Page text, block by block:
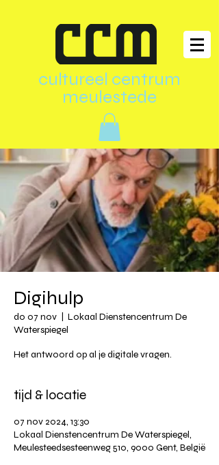
cultureel centrum
meulestede
Digihulp
do 07 nov
Lokaal Dienstencentrum De
Waterspiegel
Het antwoord op al je digitale vragen.
tijd & locatie
07 nov 2024, 13:30
Lokaal Dienstencentrum De Waterspiegel,
Meulesteedsesteenweg 510, 9000 Gent, België